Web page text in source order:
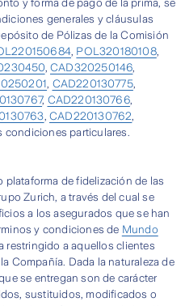
y forma de pago de la prima, se
generales y cláusulas
de Pólizas de la Comisión
, POL320180108,
, CAD320250146,
, CAD220130775,
, CAD220130766,
, CAD220130762,
condiciones particulares.
plataforma de fidelización de las
Zurich, a través del cual se
a los asegurados que se han
y condiciones de Mundo
restringido a aquellos clientes
Compañía. Dada la naturaleza de
se entregan son de carácter
sustituidos, modificados o